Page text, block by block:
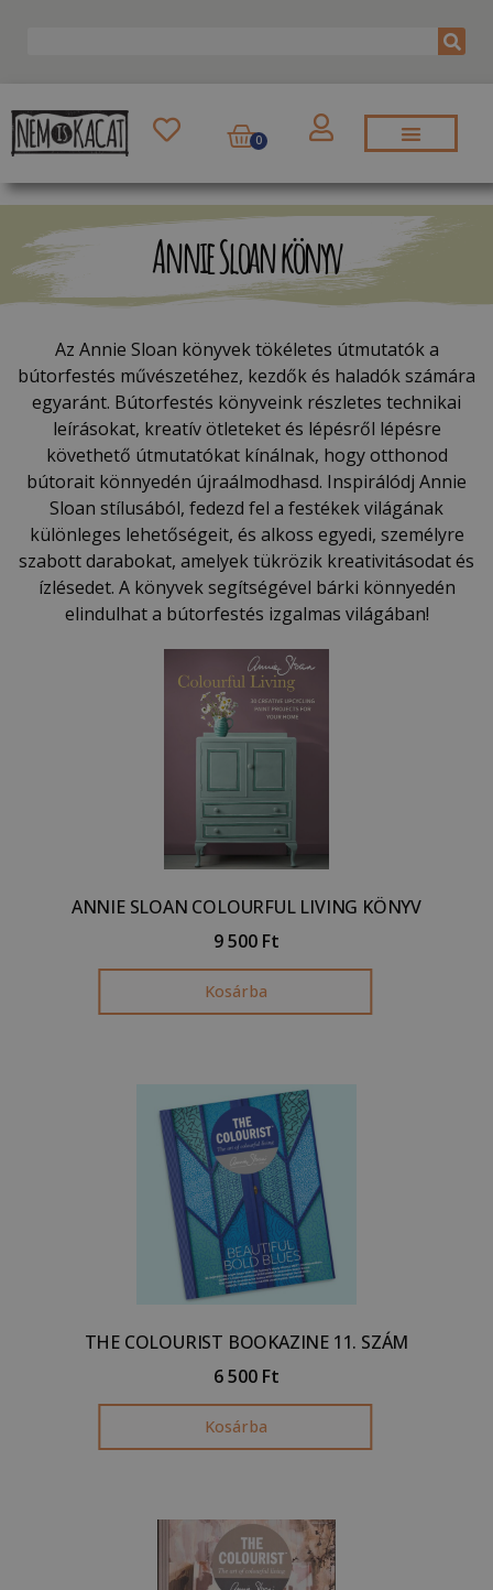
0
Annie Sloan könyv
Az Annie Sloan könyvek tökéletes útmutatók a
bútorfestés művészetéhez, kezdők és haladók számára
egyaránt. Bútorfestés könyveink részletes technikai
leírásokat, kreatív ötleteket és lépésről lépésre
követhető útmutatókat kínálnak, hogy otthonod
bútorait könnyedén újraálmodhasd. Inspirálódj Annie
Sloan stílusából, fedezd fel a festékek világának
különleges lehetőségeit, és alkoss egyedi, személyre
szabott darabokat, amelyek tükrözik kreativitásodat és
ízlésedet. A könyvek segítségével bárki könnyedén
elindulhat a bútorfestés izgalmas világában!
ANNIE SLOAN COLOURFUL LIVING KÖNYV
9 500 Ft
Kosárba
THE COLOURIST BOOKAZINE 11. SZÁM
6 500 Ft
Kosárba